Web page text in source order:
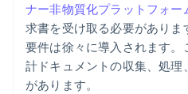
ナー非物質化プラットフォー
求書を受け取る必要があり
要件は徐々に導入されます
計ドキュメントの収集、処
があります。